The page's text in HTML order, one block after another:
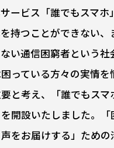
ービス「誰でもスマホ
持つことができない、
い通信困窮者という社
っている方々の実情を
と考え、「誰でもス
開設いたしました。「
をお届けする」ための